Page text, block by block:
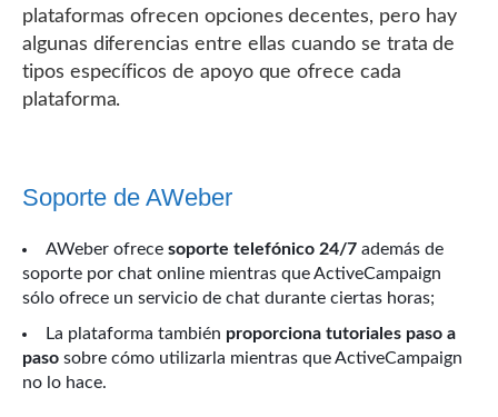
plataformas ofrecen opciones decentes, pero hay
algunas diferencias entre ellas cuando se trata de
tipos específicos de apoyo que ofrece cada
plataforma.
Soporte de AWeber
AWeber ofrece soporte telefónico 24/7 además de
soporte por chat online mientras que ActiveCampaign
sólo ofrece un servicio de chat durante ciertas horas;
La plataforma también proporciona tutoriales paso a
paso sobre cómo utilizarla mientras que ActiveCampaign
no lo hace.